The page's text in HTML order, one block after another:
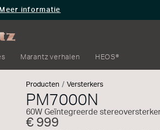
Meer informatie
Marantz verhalen HEOS®
Producten Versterkers
PM7000N
60W Geïntegreerde
€ 999